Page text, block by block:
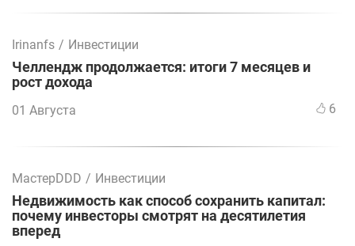
Irinanfs / Инвестиции
Челлендж продолжается: итоги 7 месяцев и
рост дохода
01 Августа 6
МастерDDD / Инвестиции
Недвижимость как способ сохранить капитал:
почему инвесторы смотрят на десятилетия
вперед